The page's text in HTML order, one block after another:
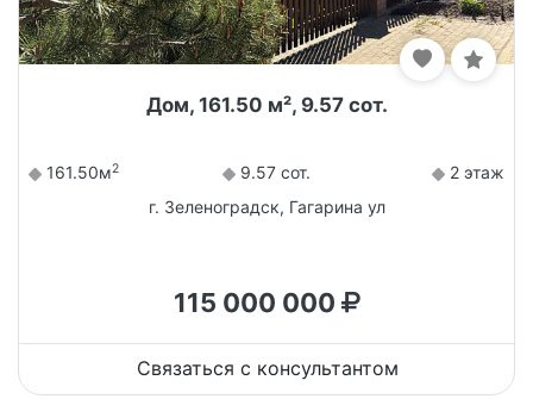
Дом, 161.50 м², 9.57 сот.
161.50м2 9.57 сот.
2 этаж
г. Зеленоградск, Гагарина ул
115 000 000
Связаться с консультантом